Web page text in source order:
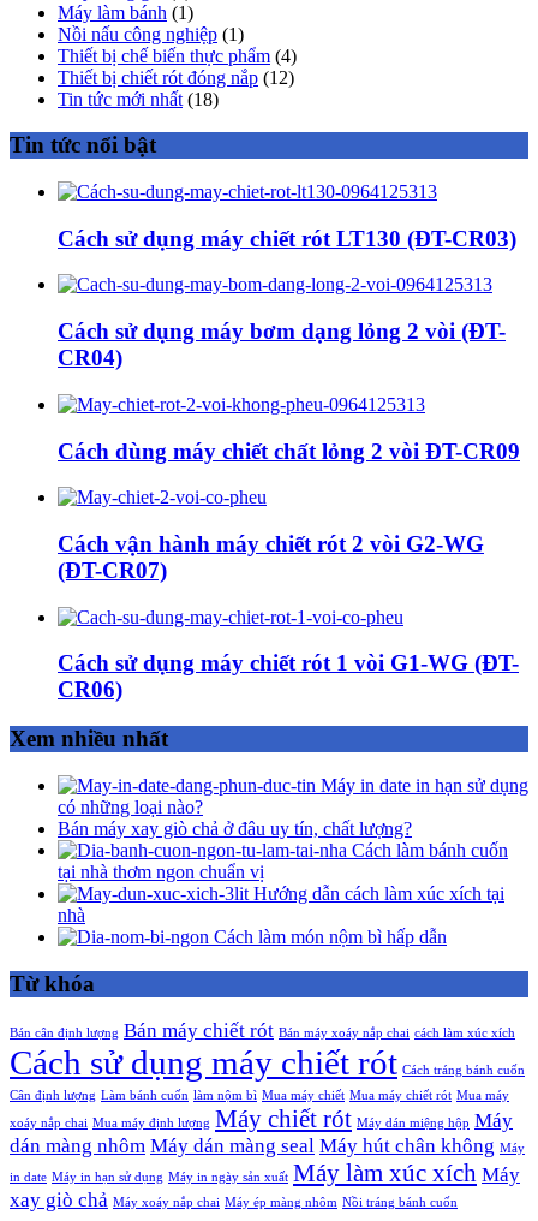
Máy làm bánh (1)
Nồi nấu công nghiệp (1)
Thiết bị chế biến thực phẩm (4)
Thiết bị chiết rót đóng nắp (12)
Tin tức mới nhất (18)
Tin tức nổi bật
Cách sử dụng máy chiết rót LT130 (ĐT-CR03)
Cách sử dụng máy bơm dạng lỏng 2 vòi (ĐT-
CR04)
Cách dùng máy chiết chất lỏng 2 vòi ĐT-CR09
Cách vận hành máy chiết rót 2 vòi G2-WG
(ĐT-CR07)
Cách sử dụng máy chiết rót 1 vòi G1-WG (ĐT-
CR06)
Xem nhiều nhất
Máy in date in hạn sử dụng
có những loại nào?
Bán máy xay giò chả ở đâu uy tín, chất lượng?
Cách làm bánh cuốn
tại nhà thơm ngon chuẩn vị
Hướng dẫn cách làm xúc xích tại
nhà
Cách làm món nộm bì hấp dẫn
Từ khóa
Bán cân định lượng Bán máy chiết rót Bán máy xoáy nắp chai cách làm xúc xích
Cách sử dụng máy chiết rót Cách tráng bánh cuốn
Cân định lượng Làm bánh cuốn làm nộm bì Mua máy chiết Mua máy chiết rót Mua máy
xoáy nắp chai Mua máy định lượng Máy chiết rót Máy dán miệng hộp Máy
dán màng nhôm Máy dán màng seal Máy hút chân không Máy
in date Máy in hạn sử dụng Máy in ngày sản xuất Máy làm xúc xích Máy
xay giò chả Máy xoáy nắp chai Máy ép màng nhôm Nồi tráng bánh cuốn